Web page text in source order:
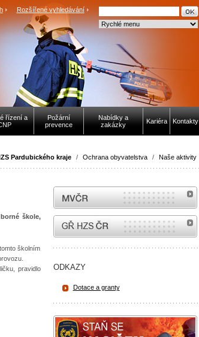
Rozšířené vyhledávání
řízení a
Požární
prevence
Nabídky a
zakázky
Kariéra Kontakty
Pardubického kraje / Ochrana obyvatelstva / Naše aktivity
škole,
školním
provozu.
pravidlo
MVČR
internetové stránky Hasiči ČR
ODKAZY
Dotace a granty